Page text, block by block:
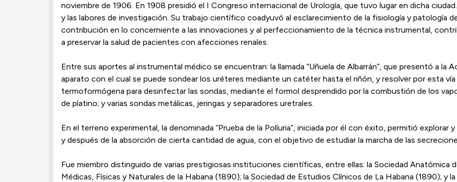
noviembre de 1906. En 1908 presidió el I Congreso internacional de Urología, que tuvo lugar en dicha
y las labores de investigación. Su trabajo científico coadyuvó al esclarecimiento de la fisiología y patología
contribución en lo concerniente a las innovaciones y al perfeccionamiento de la técnica instrumental,
a preservar la salud de pacientes con afecciones renales.
Entre sus aportes al instrumental médico se encuentran: la llamada “Uñuela de Albarrán”, que presentó a la
aparato con el cual se puede sondear los uréteres mediante un catéter hasta el riñón, y resolver por esta
termoformógena para desinfectar las sondas, mediante el formol desprendido por la combustión de los
de platino; y varias sondas metálicas, jeringas y separadores uretrales.
En el terreno experimental, la denominada “Prueba de la Políuria”, iniciada por él con éxito, permitió
y después de la absorción de cierta cantidad de agua, con el objetivo de estudiar la marcha de las
Fue miembro distinguido de varias prestigiosas instituciones científicas, entre ellas: la Sociedad Anatómica
Médicas, Físicas y Naturales de la Habana (1890); la Sociedad de Estudios Clínicos de La Habana (1890); y